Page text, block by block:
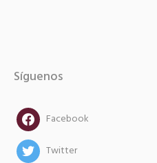
Síguenos
facebookFacebook
twitterTwitter